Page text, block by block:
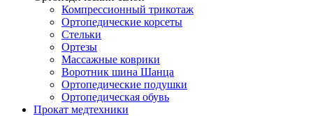
Компрессионный трикотаж
Ортопедические корсеты
Стельки
Ортезы
Массажные коврики
Воротник шина Шанца
Ортопедические подушки
Ортопедическая обувь
Прокат медтехники